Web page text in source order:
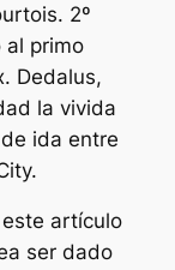
2º
al primo
Dedalus,
la vivida
ida entre
artículo
ser dado